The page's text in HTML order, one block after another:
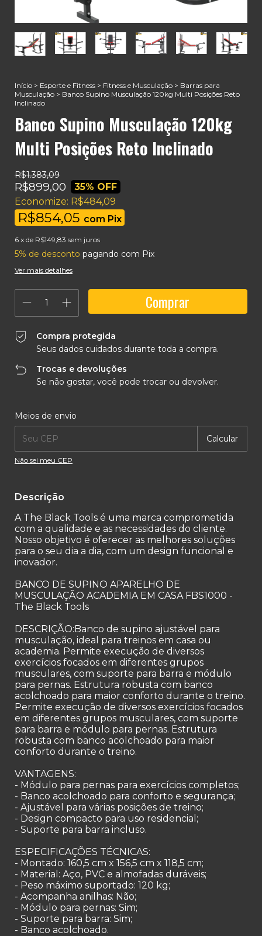
Início > Esporte e Fitness > Fitness e Musculação > Barras para
Musculação > Banco Supino Musculação 120kg Multi Posições Reto
Inclinado
Banco Supino Musculação 120kg
Multi Posições Reto Inclinado
R$1.383,09
R$899,00 35% OFF
Economize: R$484,09
R$854,05 com Pix
6 x de R$149,83 sem juros
5% de desconto pagando com Pix
Ver mais detalhes
Compra protegida
Seus dados cuidados durante toda a compra.
Trocas e devoluções
Se não gostar, você pode trocar ou devolver.
Entregas para o CEP:
Meios de envio
Calcular
Não sei meu CEP
Descrição
A The Black Tools é uma marca comprometida
com a qualidade e as necessidades do cliente.
Nosso objetivo é oferecer as melhores soluções
para o seu dia a dia, com um design funcional e
inovador.
BANCO DE SUPINO APARELHO DE
MUSCULAÇÃO ACADEMIA EM CASA FBS1000 -
The Black Tools
DESCRIÇÃO:Banco de supino ajustável para
musculação, ideal para treinos em casa ou
academia. Permite execução de diversos
exercícios focados em diferentes grupos
musculares, com suporte para barra e módulo
para pernas. Estrutura robusta com banco
acolchoado para maior conforto durante o treino.
Permite execução de diversos exercícios focados
em diferentes grupos musculares, com suporte
para barra e módulo para pernas. Estrutura
robusta com banco acolchoado para maior
conforto durante o treino.
VANTAGENS:
- Módulo para pernas para exercícios completos;
- Banco acolchoado para conforto e segurança;
- Ajustável para várias posições de treino;
- Design compacto para uso residencial;
- Suporte para barra incluso.
ESPECIFICAÇÕES TÉCNICAS:
- Montado: 160,5 cm x 156,5 cm x 118,5 cm;
- Material: Aço, PVC e almofadas duráveis;
- Peso máximo suportado: 120 kg;
- Acompanha anilhas: Não;
- Módulo para pernas: Sim;
- Suporte para barra: Sim;
- Banco acolchoado.